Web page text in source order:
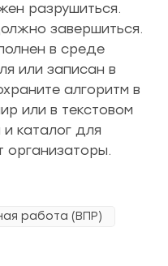
разрушиться.
завершиться.
в среде
или записан в
алгоритм в
или в текстовом
каталог для
организаторы.
работа (ВПР)